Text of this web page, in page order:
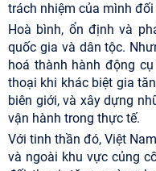
trách nhiệm của mình
Hoà bình, ổn định và
quốc gia và dân tộc.
hoá thành hành động
thoại khi khác biệt gia
biên giới, và xây dựng
vận hành trong thực tế.
Với tinh thần đó, Việt
và ngoài khu vực củng